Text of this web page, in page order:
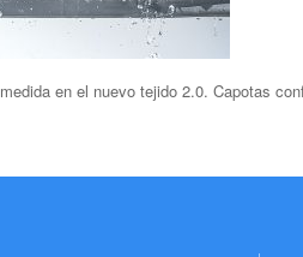
en el nuevo tejido 2.0. Capotas